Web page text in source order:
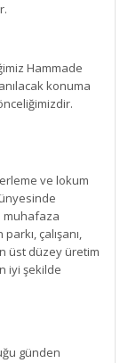
Hammade
konuma
ve lokum
muhafaza
çalışanı,
üst düzey üretim
iyi şekilde
günden